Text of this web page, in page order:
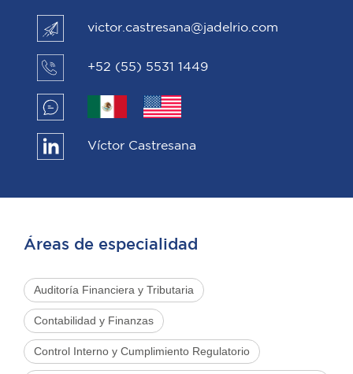
victor.castresana@jadelrio.com
+52 (55) 5531 1449
Víctor Castresana
Áreas de especialidad
Auditoría Financiera y Tributaria
Contabilidad y Finanzas
Control Interno y Cumplimiento Regulatorio